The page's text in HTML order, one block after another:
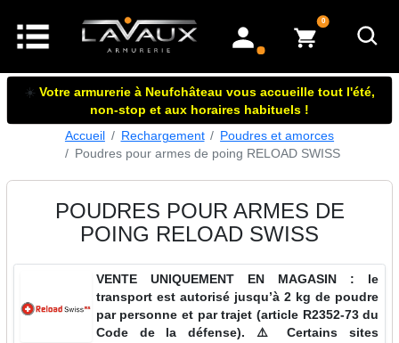
mon compte
0articles dans le panier
☀️ Votre armurerie à Neufchâteau vous accueille tout l'été,
non-stop et aux horaires habituels !
Accueil
Rechargement
Poudres et amorces
Poudres pour armes de poing RELOAD SWISS
POUDRES POUR ARMES DE
POING RELOAD SWISS
VENTE UNIQUEMENT EN MAGASIN : le
transport est autorisé jusqu’à 2 kg de poudre
par personne et par trajet (article R2352-73 du
Code de la défense). ⚠️ Certains sites